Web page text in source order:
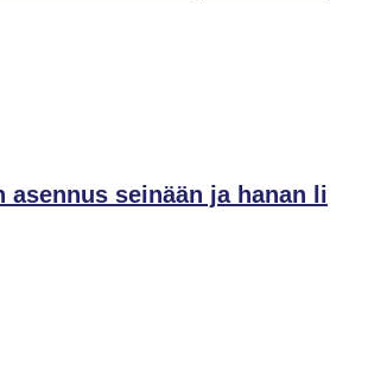
asennus seinään ja hanan li